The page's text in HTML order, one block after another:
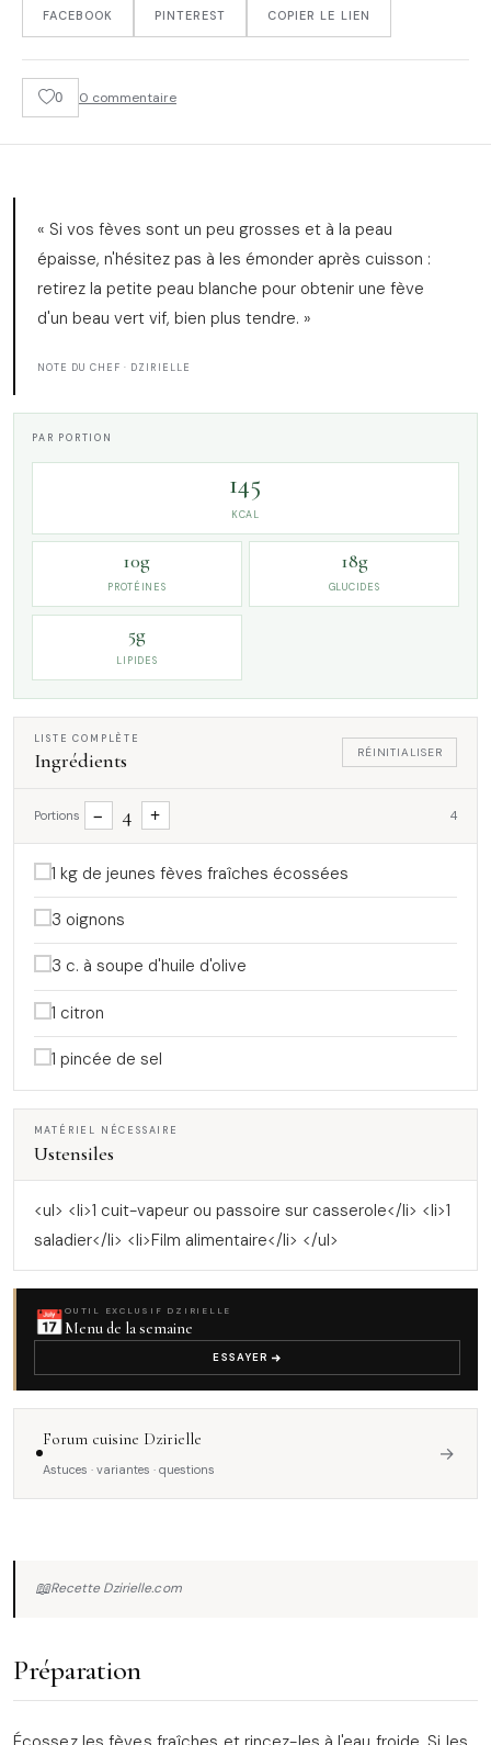
FACEBOOK PINTEREST COPIER LE LIEN
0 0 commentaire
« Si vos fèves sont un peu grosses et à la peau
épaisse, n'hésitez pas à les émonder après cuisson :
retirez la petite peau blanche pour obtenir une fève
d'un beau vert vif, bien plus tendre. »
NOTE DU CHEF · DZIRIELLE
PAR PORTION
145
KCAL
10g
PROTÉINES
18g
GLUCIDES
5g
LIPIDES
LISTE COMPLÈTE
Ingrédients RÉINITIALISER
Portions − 4 + 4
1 kg de jeunes fèves fraîches écossées
3 oignons
3 c. à soupe d'huile d'olive
1 citron
1 pincée de sel
MATÉRIEL NÉCESSAIRE
Ustensiles
<ul> <li>1 cuit-vapeur ou passoire sur casserole</li> <li>1
saladier</li> <li>Film alimentaire</li> </ul>
📅 OUTIL EXCLUSIF DZIRIELLE
Menu de la semaine
ESSAYER
Forum cuisine Dzirielle
Astuces · variantes · questions
→
📖Recette Dzirielle.com
Préparation